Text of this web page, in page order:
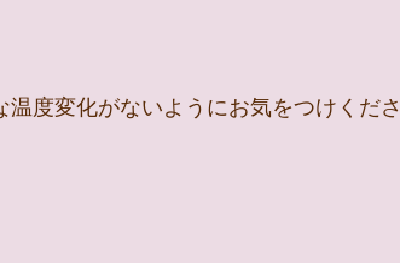
度変化がないようにお気をつけくだ